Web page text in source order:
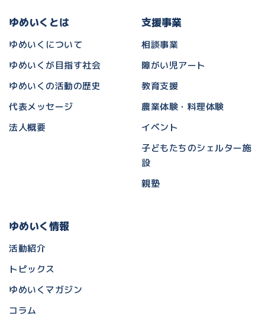
ゆめいくとは
ゆめいくについて
ゆめいくが目指す社会
ゆめいくの活動の歴史
代表メッセージ
法人概要
支援事業
相談事業
障がい児アート
教育支援
農業体験・料理体験
イベント
子どもたちのシェルター施
設
親塾
ゆめいく情報
活動紹介
トピックス
ゆめいくマガジン
コラム